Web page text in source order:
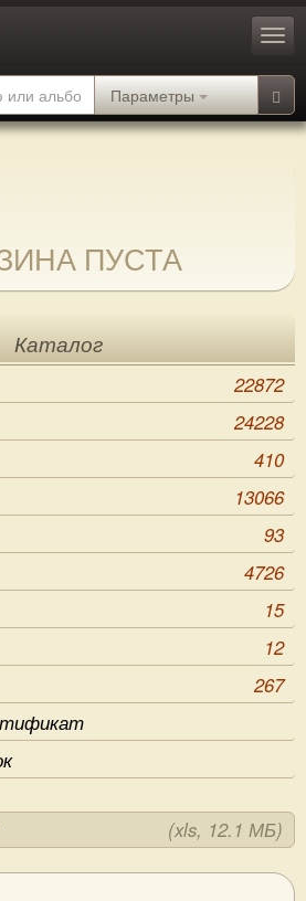
Параметры
ПУСТА
Каталог
22872
24228
410
13066
93
4726
15
12
267
(xls, 12.1 МБ)